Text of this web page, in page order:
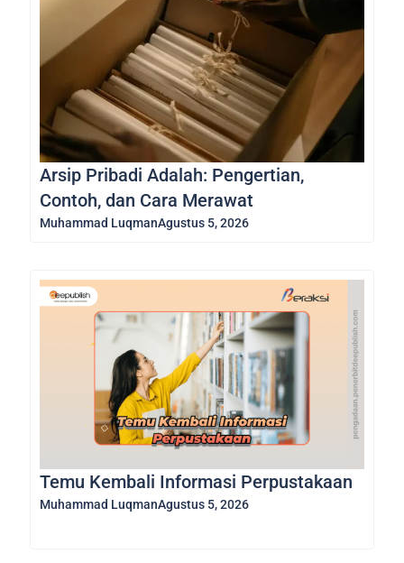
Arsip Pribadi Adalah: Pengertian,
Contoh, dan Cara Merawat
Muhammad LuqmanAgustus 5, 2026
Temu Kembali Informasi Perpustakaan
Muhammad LuqmanAgustus 5, 2026